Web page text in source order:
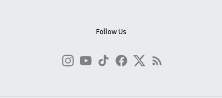
Follow Us